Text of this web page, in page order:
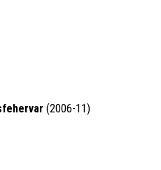
(2006-11)